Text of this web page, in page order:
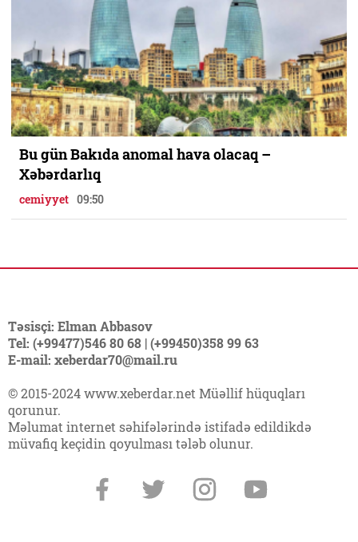
Bu gün Bakıda anomal hava olacaq –
Xəbərdarlıq
cemiyyet 09:50
Təsisçi: Elman Abbasov
Tel: (+99477)546 80 68 | (+99450)358 99 63
E-mail: xeberdar70@mail.ru
© 2015-2024 www.xeberdar.net Müəllif hüquqları
qorunur.
Məlumat internet səhifələrində istifadə edildikdə
müvafiq keçidin qoyulması tələb olunur.